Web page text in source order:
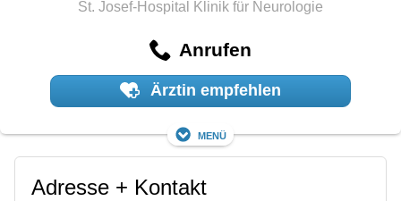
St. Josef-Hospital Klinik für Neurologie
Anrufen
Ärztin empfehlen
Menü
Adresse + Kontakt